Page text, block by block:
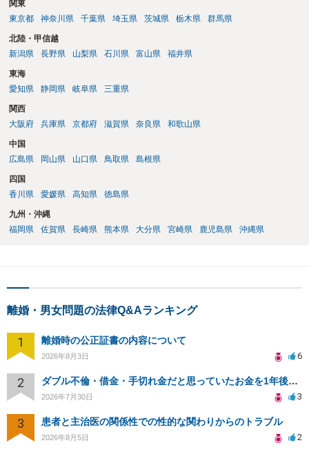
関東
東京都
神奈川県 千葉県 埼玉県 茨城県 栃木県 群馬県
北陸・甲信越
新潟県
長野県 山梨県 石川県 富山県 福井県
東海
愛知県
静岡県 岐阜県 三重県
関西
大阪府
兵庫県 京都府 滋賀県 奈良県 和歌山県
中国
広島県
岡山県 山口県 鳥取県 島根県
四国
香川県
愛媛県 高知県 徳島県
九州・沖縄
福岡県
佐賀県 長崎県 熊本県 大分県 宮崎県 鹿児島県 沖縄県
離婚・男女問題の法律Q&Aランキング
1 離婚時の公正証書の内容について
2026年8月3日 6
2 ダブル不倫・借金・手切れ金だと思っていたお金を1年後いまさら脅迫罪として通知書が来てまとめて請求
2026年7月30日 3
3 患者と主治医の関係性での性的な関わりからのトラブル
2026年8月5日 2